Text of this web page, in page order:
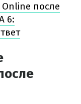
Online после
6: